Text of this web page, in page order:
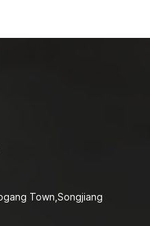
Town,Songjiang